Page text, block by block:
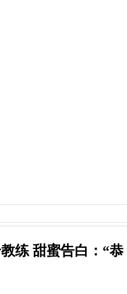
练 甜蜜告白：“恭